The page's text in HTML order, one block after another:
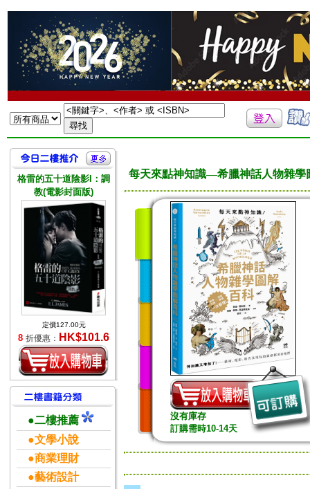
格雷的五十道陰影I：調
教(電影封面版)
定價127.00元
8 折優惠： HK$101.6
●二樓推薦
●文學小說
●商業理財
●藝術設計
每天來點神知識—希臘神話人物雜學
沒有庫存
訂購需時10-14天